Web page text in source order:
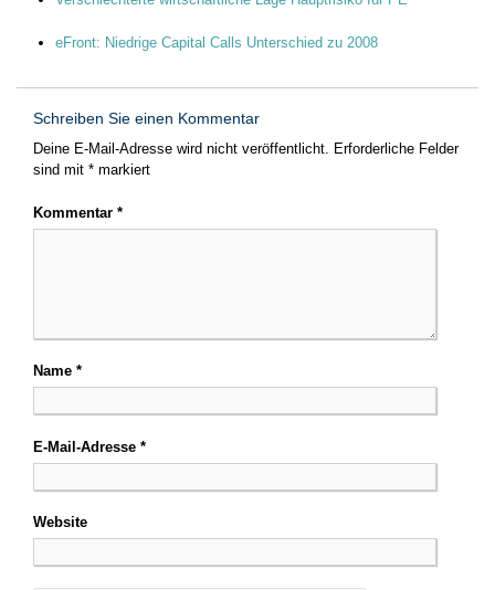
eFront: Niedrige Capital Calls Unterschied zu 2008
Schreiben Sie einen Kommentar
Deine E-Mail-Adresse wird nicht veröffentlicht. Erforderliche Felder
sind mit * markiert
Kommentar *
Name *
E-Mail-Adresse *
Website